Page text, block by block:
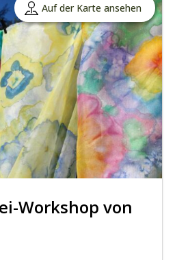
Auf der Karte ansehen
Workshop von